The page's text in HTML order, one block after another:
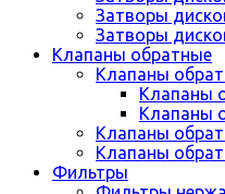
Затворы
Затворы
Клапаны обратные
Клапаны
Клапаны
Клапаны
Клапаны
Клапаны
Фильтры